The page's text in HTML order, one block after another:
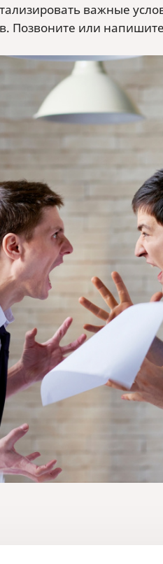
важные
Позвоните или